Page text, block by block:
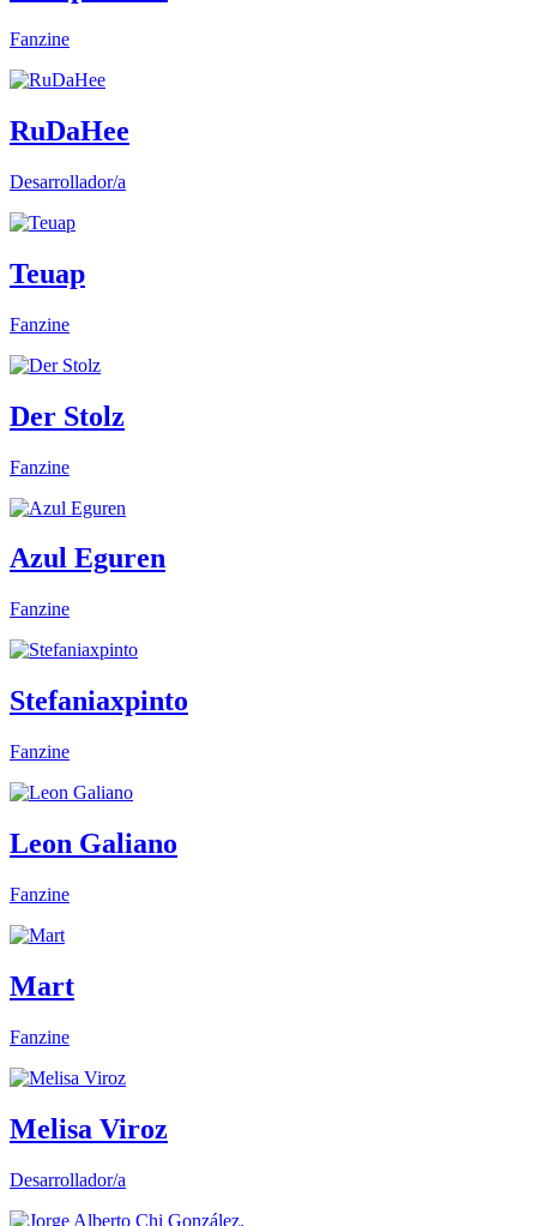
Fanzine
RuDaHee
Desarrollador/a
Teuap
Fanzine
Der Stolz
Fanzine
Azul Eguren
Fanzine
Stefaniaxpinto
Fanzine
Leon Galiano
Fanzine
Mart
Fanzine
Melisa Viroz
Desarrollador/a